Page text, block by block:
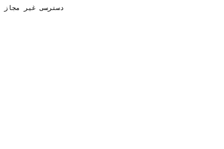
دسترسی غیر مجاز